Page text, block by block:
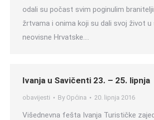
odali su počast svim poginulim
žrtvama i onima koji su dali svoj život u
neovisne Hrvatske.…
Ivanja u Savičenti 23. – 25. lipnja
obavijesti By Općina 20. lipnja 2016
Višednevna fešta Ivanja Turističke